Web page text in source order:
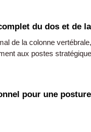
du dos et de
de la colonne
aux postes
pour une